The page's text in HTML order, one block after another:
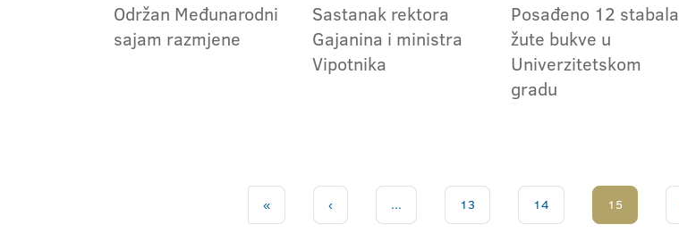
Održan Međunarodni
sajam razmjene
Sastanak rektora
Gajanina i ministra
Vipotnika
Posađeno 12 stabala
žute bukve u
Univerzitetskom
gradu
« ‹ ... 13 14 15